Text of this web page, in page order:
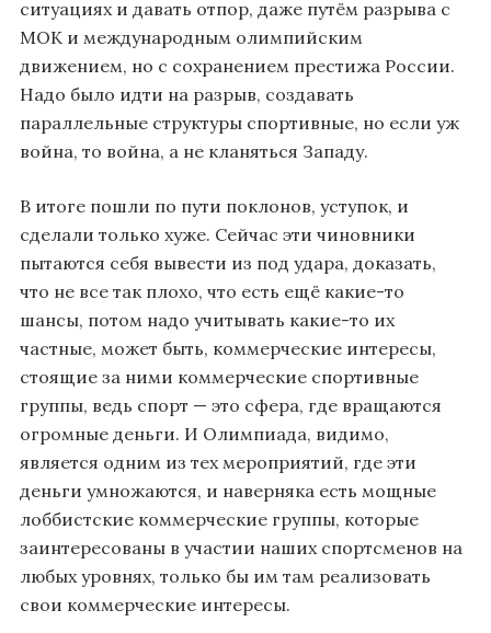
ситуациях и давать отпор, даже путём разрыва с
МОК и международным олимпийским
движением, но с сохранением престижа России.
Надо было идти на разрыв, создавать
параллельные структуры спортивные, но если уж
война, то война, а не кланяться Западу.
В итоге пошли по пути поклонов, уступок, и
сделали только хуже. Сейчас эти чиновники
пытаются себя вывести из под удара, доказать,
что не все так плохо, что есть ещё какие-то
шансы, потом надо учитывать какие-то их
частные, может быть, коммерческие интересы,
стоящие за ними коммерческие спортивные
группы, ведь спорт — это сфера, где вращаются
огромные деньги. И Олимпиада, видимо,
является одним из тех мероприятий, где эти
деньги умножаются, и наверняка есть мощные
лоббистские коммерческие группы, которые
заинтересованы в участии наших спортсменов на
любых уровнях, только бы им там реализовать
свои коммерческие интересы.